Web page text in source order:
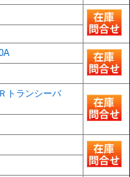
トランシーバ